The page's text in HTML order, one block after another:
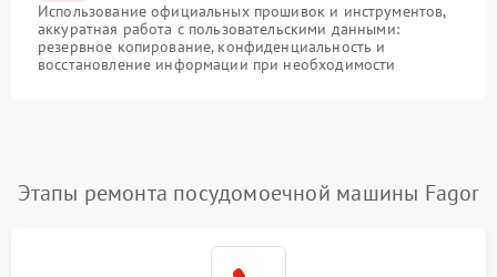
Использование официальных прошивок и инструментов,
аккуратная работа с пользовательскими данными:
резервное копирование, конфиденциальность и
восстановление информации при необходимости
Этапы ремонта посудомоечной машины Fagor